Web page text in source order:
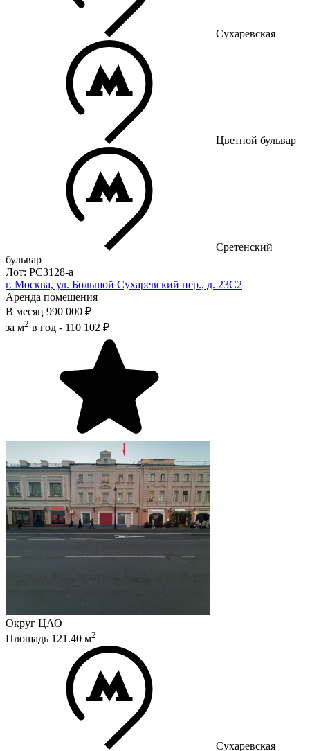
Сухаревская
Цветной бульвар
Сретенский
бульвар
Лот: РС3128-a
г. Москва, ул. Большой Сухаревский пер., д. 23С2
Аренда помещения
В месяц 990 000 ₽
за м2 в год - 110 102 ₽
Округ ЦАО
Площадь 121.40 м2
Сухаревская